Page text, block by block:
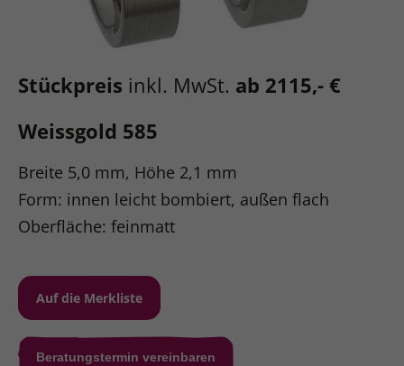
Stückpreis inkl. MwSt. ab 2115,- €
Weissgold 585
Breite 5,0 mm, Höhe 2,1 mm
Form: innen leicht bombiert, außen flach
Oberfläche: feinmatt
Beratungstermin vereinbaren